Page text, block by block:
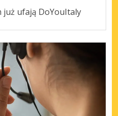
ufają DoYouItaly